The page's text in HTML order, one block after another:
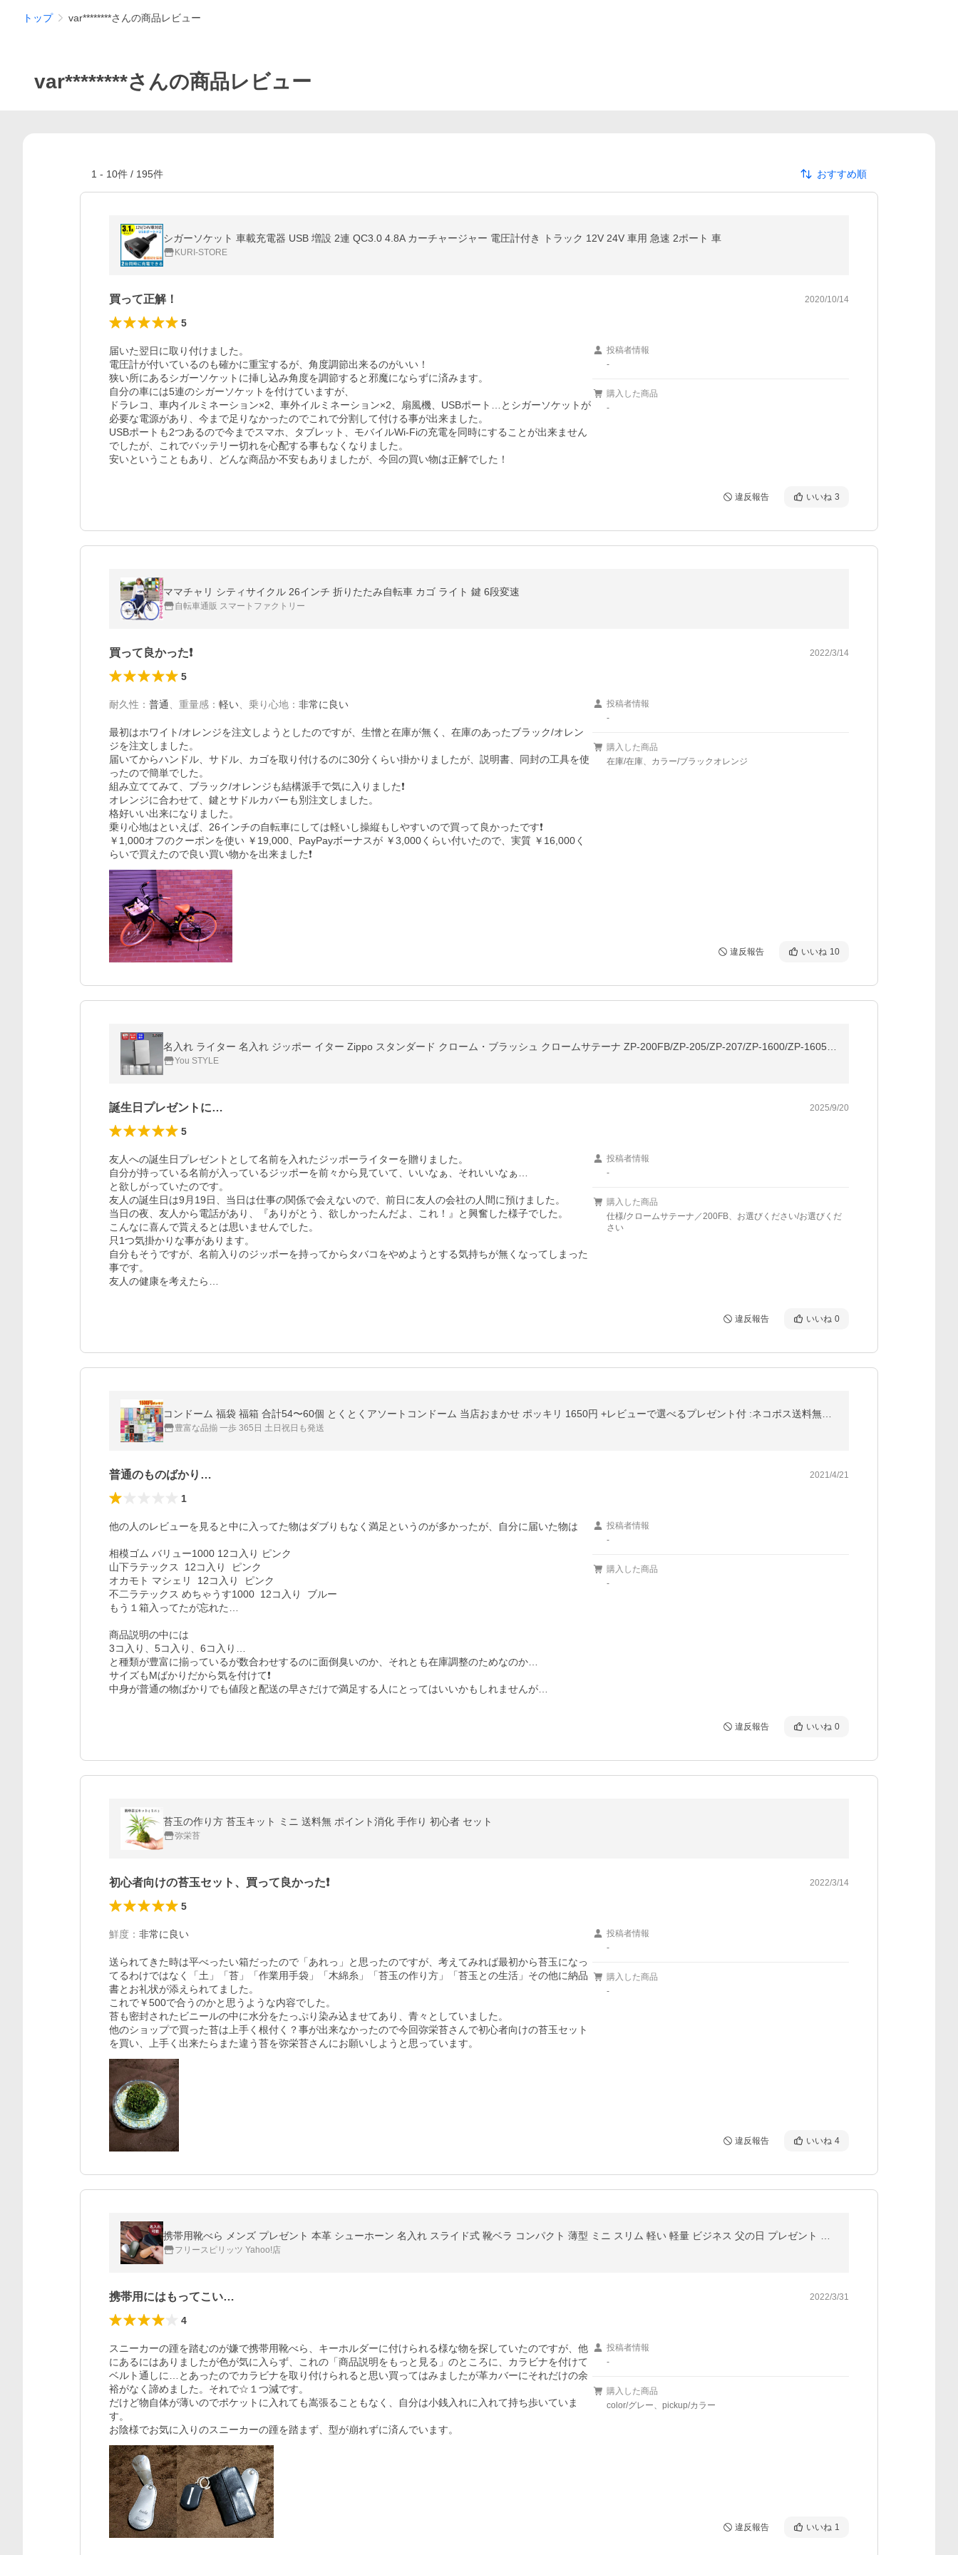
トップ var********さんの商品レビュー
var********さんの商品レビュー
1 - 10件 / 195件 おすすめ順
シガーソケット 車載充電器 USB 増設 2連 QC3.0 4.8A カーチャージャー 電圧計付き トラック 12V 24V 車用 急速 2ポート 車
KURI-STORE
買って正解！ 2020/10/14
5
届いた翌日に取り付けました。
電圧計が付いているのも確かに重宝するが、角度調節出来るのがいい！
狭い所にあるシガーソケットに挿し込み角度を調節すると邪魔にならずに済みます。
自分の車には5連のシガーソケットを付けていますが、
ドラレコ、車内イルミネーション×2、車外イルミネーション×2、扇風機、USBポート…とシガーソケットが
必要な電源があり、今まで足りなかったのでこれで分割して付ける事が出来ました。
USBポートも2つあるので今までスマホ、タブレット、モバイルWi-Fiの充電を同時にすることが出来ません
でしたが、これでバッテリー切れを心配する事もなくなりました。
安いということもあり、どんな商品か不安もありましたが、今回の買い物は正解でした！
投稿者情報
-
購入した商品
-
違反報告 いいね 3
ママチャリ シティサイクル 26インチ 折りたたみ自転車 カゴ ライト 鍵 6段変速
自転車通販 スマートファクトリー
買って良かった❗ 2022/3/14
5
耐久性 ： 普通 重量感 ： 軽い 乗り心地 ： 非常に良い
最初はホワイト/オレンジを注文しようとしたのですが、生憎と在庫が無く、在庫のあったブラック/オレン
ジを注文しました。
届いてからハンドル、サドル、カゴを取り付けるのに30分くらい掛かりましたが、説明書、同封の工具を使
ったので簡単でした。
組み立ててみて、ブラック/オレンジも結構派手で気に入りました❗
オレンジに合わせて、鍵とサドルカバーも別注文しました。
格好いい出来になりました。
乗り心地はといえば、26インチの自転車にしては軽いし操縦もしやすいので買って良かったです❗
￥1,000オフのクーポンを使い ￥19,000、PayPayボーナスが ￥3,000くらい付いたので、実質 ￥16,000く
投稿者情報
-
購入した商品
在庫/在庫、カラー/ブラックオレンジ
違反報告 いいね 10
You STYLE
誕生日プレゼントに… 2025/9/20
5
友人への誕生日プレゼントとして名前を入れたジッポーライターを贈りました。
自分が持っている名前が入っているジッポーを前々から見ていて、いいなぁ、それいいなぁ…
と欲しがっていたのです。
友人の誕生日は9月19日、当日は仕事の関係で会えないので、前日に友人の会社の人間に預けました。
当日の夜、友人から電話があり、『ありがとう、欲しかったんだよ、これ！』と興奮した様子でした。
こんなに喜んで貰えるとは思いませんでした。
只1つ気掛かりな事があります。
自分もそうですが、名前入りのジッポーを持ってからタバコをやめようとする気持ちが無くなってしまった
事です。
友人の健康を考えたら…
投稿者情報
-
購入した商品
仕様/クロームサテーナ／200FB、お選びください/お選びくだ
さい
違反報告 いいね 0
豊富な品揃 一歩 365日 土日祝日も発送
普通のものばかり… 2021/4/21
1
他の人のレビューを見ると中に入ってた物はダブりもなく満足というのが多かったが、自分に届いた物は
相模ゴム バリュー1000 12コ入り ピンク
山下ラテックス  12コ入り  ピンク
オカモト マシェリ  12コ入り  ピンク
不二ラテックス めちゃうす1000  12コ入り  ブルー
もう１箱入ってたが忘れた…
商品説明の中には
3コ入り、5コ入り、6コ入り…
と種類が豊富に揃っているが数合わせするのに面倒臭いのか、それとも在庫調整のためなのか…
サイズもMばかりだから気を付けて❗
中身が普通の物ばかりでも値段と配送の早さだけで満足する人にとってはいいかもしれませんが…
投稿者情報
-
購入した商品
-
違反報告 いいね 0
苔玉の作り方 苔玉キット ミニ 送料無 ポイント消化 手作り 初心者 セット
弥栄苔
初心者向けの苔玉セット、買って良かった❗ 2022/3/14
5
鮮度 ： 非常に良い
送られてきた時は平べったい箱だったので「あれっ」と思ったのですが、考えてみれば最初から苔玉になっ
てるわけではなく「土」「苔」「作業用手袋」「木綿糸」「苔玉の作り方」「苔玉との生活」その他に納品
書とお礼状が添えられてました。
これで￥500で合うのかと思うような内容でした。
苔も密封されたビニールの中に水分をたっぷり染み込ませてあり、青々としていました。
他のショップで買った苔は上手く根付く？事が出来なかったので今回弥栄苔さんで初心者向けの苔玉セット
を買い、上手く出来たらまた違う苔を弥栄苔さんにお願いしようと思っています。
投稿者情報
-
購入した商品
-
違反報告 いいね 4
フリースピリッツ Yahoo!店
携帯用にはもってこい… 2022/3/31
4
スニーカーの踵を踏むのが嫌で携帯用靴べら、キーホルダーに付けられる様な物を探していたのですが、他
にあるにはありましたが色が気に入らず、これの「商品説明をもっと見る」のところに、カラビナを付けて
ベルト通しに…とあったのでカラビナを取り付けられると思い買ってはみましたが革カバーにそれだけの余
裕がなく諦めました。それで☆１つ減です。
だけど物自体が薄いのでポケットに入れても嵩張ることもなく、自分は小銭入れに入れて持ち歩いていま
す。
投稿者情報
-
購入した商品
color/グレー、pickup/カラー
違反報告 いいね 1